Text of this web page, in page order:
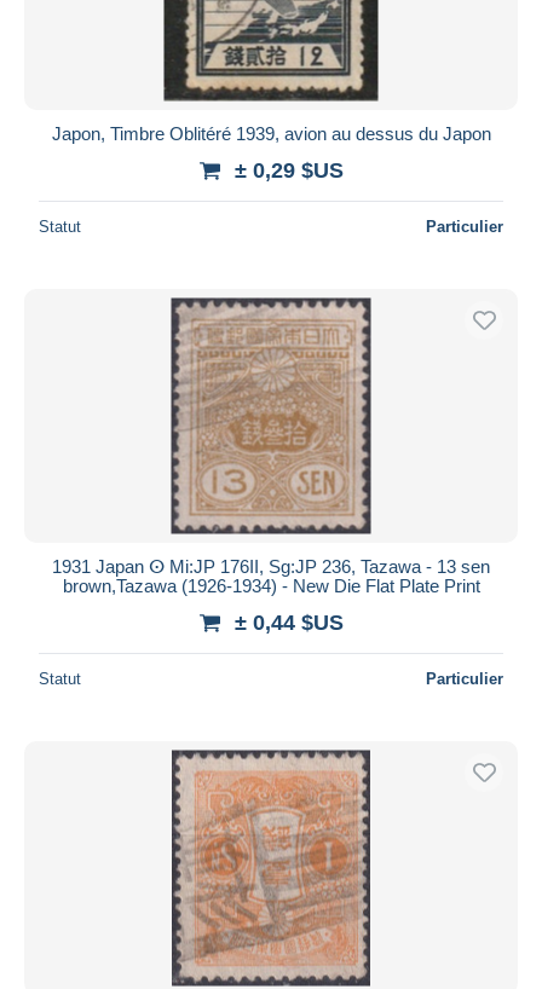
Japon, Timbre Oblitéré 1939, avion au dessus du Japon
± 0,29 $US
Statut Particulier
1931 Japan ⵙ Mi:JP 176II, Sg:JP 236, Tazawa - 13 sen
brown,Tazawa (1926-1934) - New Die Flat Plate Print
± 0,44 $US
Statut Particulier